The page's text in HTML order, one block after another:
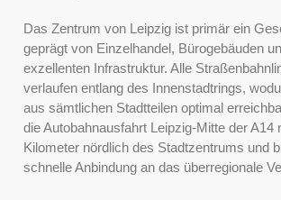
Das Zentrum von Leipzig ist primär ein
geprägt von Einzelhandel, Bürogebäuden
exzellenten Infrastruktur. Alle
verlaufen entlang des Innenstadtrings,
aus sämtlichen Stadtteilen optimal
die Autobahnausfahrt Leipzig-Mitte der A14
Kilometer nördlich des Stadtzentrums und
schnelle Anbindung an das überregionale